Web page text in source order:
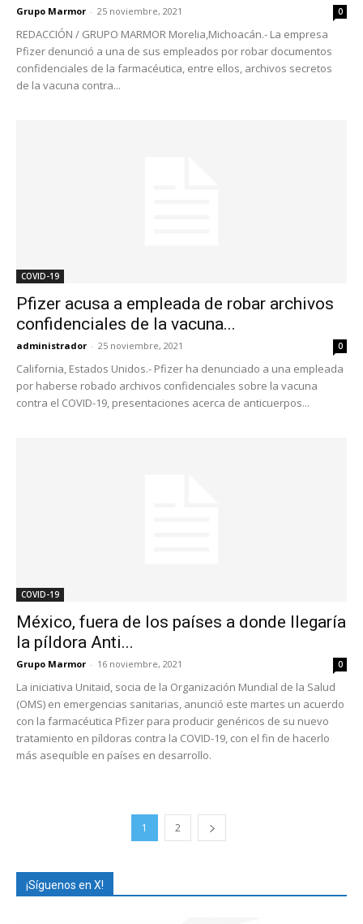
Grupo Marmor - 25 noviembre, 2021 0
REDACCIÓN / GRUPO MARMOR Morelia,Michoacán.- La empresa
Pfizer denunció a una de sus empleados por robar documentos
confidenciales de la farmacéutica, entre ellos, archivos secretos
de la vacuna contra...
COVID-19
Pfizer acusa a empleada de robar archivos
confidenciales de la vacuna...
administrador - 25 noviembre, 2021 0
California, Estados Unidos.- Pfizer ha denunciado a una empleada
por haberse robado archivos confidenciales sobre la vacuna
contra el COVID-19, presentaciones acerca de anticuerpos...
COVID-19
México, fuera de los países a donde llegaría
la píldora Anti...
Grupo Marmor - 16 noviembre, 2021 0
La iniciativa Unitaid, socia de la Organización Mundial de la Salud
(OMS) en emergencias sanitarias, anunció este martes un acuerdo
con la farmacéutica Pfizer para producir genéricos de su nuevo
tratamiento en píldoras contra la COVID-19, con el fin de hacerlo
más asequible en países en desarrollo.
1 2
¡Síguenos en X!